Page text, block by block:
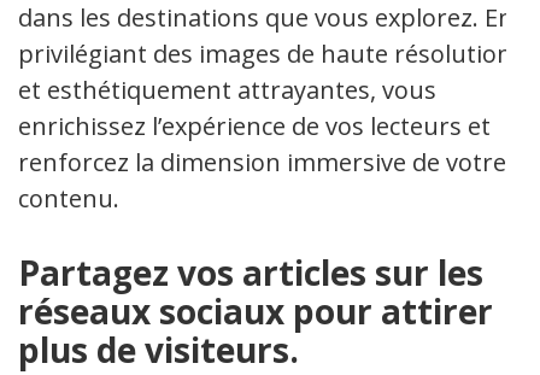
dans les destinations que vous explorez. En
privilégiant des images de haute résolution
et esthétiquement attrayantes, vous
enrichissez l’expérience de vos lecteurs et
renforcez la dimension immersive de votre
contenu.
Partagez vos articles sur les
réseaux sociaux pour attirer
plus de visiteurs.